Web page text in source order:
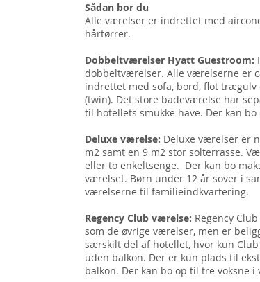
Sådan bor du
Alle værelser er indrettet med
hårtørrer.
Dobbeltværelser Hyatt Guestroom:
dobbeltværelser. Alle værelserne er
indrettet med sofa, bord, flot trægulv
(twin). Det store badeværelse har
til hotellets smukke have. Der kan
Deluxe værelse: Deluxe værelser er
m2 samt en 9 m2 stor solterrasse.
eller to enkeltsenge. Der kan bo
værelset. Børn under 12 år sover i
værelserne til familieindkvartering.
Regency Club værelse: Regency
som de øvrige værelser, men er
særskilt del af hotellet, hvor kun
uden balkon. Der er kun plads til
balkon. Der kan bo op til tre voksne i